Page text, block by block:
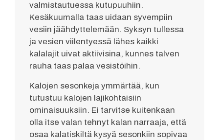
valmistautuessa kutupuuhiin.
Kesäkuumalla taas uidaan syvempiin
vesiin jäähdyttelemään. Syksyn tullessa
ja vesien viilentyessä lähes kaikki
kalalajit uivat aktiivisina, kunnes talven
rauha taas palaa vesistöihin.
Kalojen sesonkeja ymmärtää, kun
tutustuu kalojen lajikohtaisiin
ominaisuuksiin. Ei tarvitse kuitenkaan
olla itse valan tehnyt kalan narraaja, että
osaa kalatiskiltä kysyä sesonkiin sopivaa